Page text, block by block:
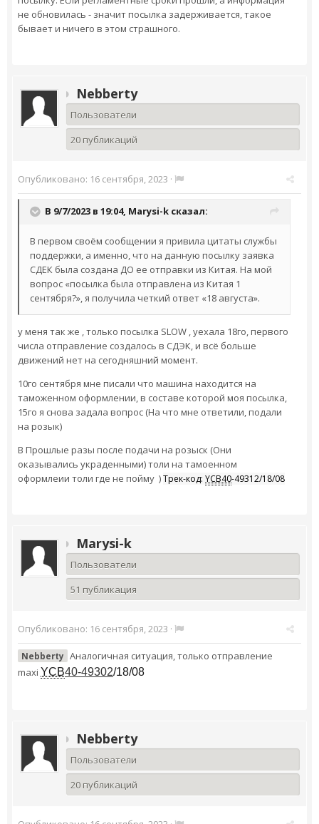
не обновилась - значит посылка задерживается, такое
бывает и ничего в этом страшного.
Nebberty
Пользователи
20 публикаций
Опубликовано: 16 сентября, 2023 ·
В 9/7/2023 в 19:04, Marysi-k сказал:
В первом своём сообщении я привила цитаты службы
поддержки, а именно, что на данную посылку заявка
СДЕК была создана ДО ее отправки из Китая. На мой
вопрос «посылка была отправлена из Китая 1
сентября?», я получила четкий ответ «18 августа».
у меня так же , только посылка SLOW , уехала 18го, первого
числа отправление создалось в СДЭК, и всё больше
движений нет на сегодняшний момент.
10го сентября мне писали что машина находится на
таможенном оформлении, в составе которой моя посылка,
15го я снова задала вопрос (На что мне ответили, подали
на розык)
В Прошлые разы после подачи на розыск (Они
оказывались украденными) толи на тамоенном
оформлеии толи где не пойму )Трек-код: YCB40-49312/18/08
Marysi-k
Пользователи
51 публикация
Опубликовано: 16 сентября, 2023 ·
Nebberty Аналогичная ситуация, только отправление
maxi YCB40-49302/18/08
Nebberty
Пользователи
20 публикаций